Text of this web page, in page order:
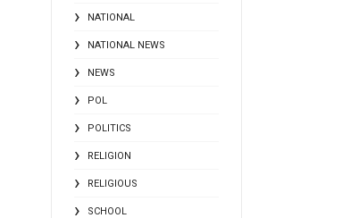
NATIONAL
NATIONAL NEWS
NEWS
POL
POLITICS
RELIGION
RELIGIOUS
SCHOOL